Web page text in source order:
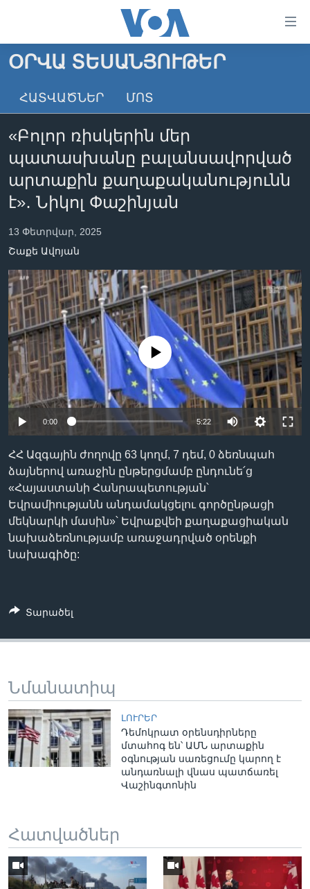
անցնել
հիմնական
անցնել
բովանդակությանը
հիմնական
բովանդակություն
ԳԼԽԱՎՈՐ ԷՋ
ԼՈՒՐԵՐ
ՏԵՍԱՆՅՈՒԹԵՐ
ՖԻԼՄԵՐ
ՄԵՐ ՄԱՍԻՆ
«ԱՄԵՐԻԿԱՅԻ ՁԱՅՆ»-Ի ԿԱՆՈՆԱԴՐՈՒԹՅՈՒՆ
ԿԱՊ ՄԵԶ ՀԵՏ
Learning English
ՀԵՏԵՒԵՔ ՄԵԶ
Լեզուներ
ՕՐՎԱ ՏԵՍԱՆՅՈՒԹԵՐ
ՀԱՏՎԱԾՆԵՐ ՄՈՏ
«Բոլոր ռիսկերին մեր
պատասխանը բալանսավորված
արտաքին քաղաքականությունն
է»․ Նիկոլ Փաշինյան
13 Փետրվար, 2025
Շաքե Ավոյան
240p 360p 480p
720p 1080p
No media source currently available
0:00 5:22 Auto
360p
720p
1080p
ՀՀ Ազգային ժողովը 63 կողմ, 7 դեմ, 0 ձեռնպահ
ձայներով առաջին ընթերցմամբ ընդունե՛ց
«Հայաստանի Հանրապետության՝
Եվրամիությանն անդամակցելու գործընթացի
մեկնարկի մասին»՝ Եվրաքվեի քաղաքացիական
նախաձեռնությամբ առաջադրված օրենքի
նախագիծը:
Տարածել
Նմանատիպ
ԼՈՒՐԵՐ
Դեմոկրատ օրենսդիրները
մտահոգ են՝ ԱՄՆ արտաքին
օգնության սառեցումը կարող է
անդառնալի վնաս պատճառել
Վաշինգտոնին
Հատվածներ